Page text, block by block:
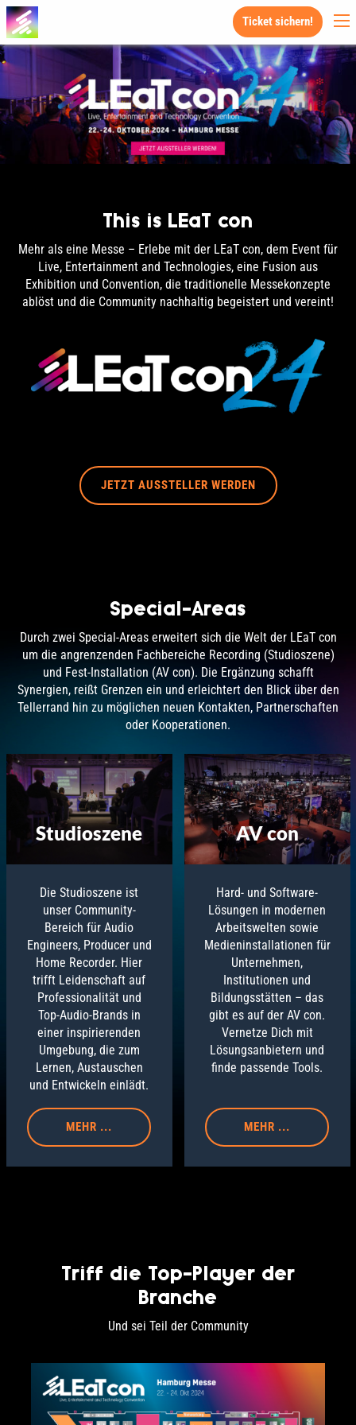
Ticket sichern!
This is LEaT con
Mehr als eine Messe – Erlebe mit der LEaT con, dem Event für
Live, Entertainment and Technologies, eine Fusion aus
Exhibition und Convention, die traditionelle Messekonzepte
ablöst und die Community nachhaltig begeistert und vereint!
JETZT AUSSTELLER WERDEN
Special-Areas
Durch zwei Special-Areas erweitert sich die Welt der LEaT con
um die angrenzenden Fachbereiche Recording (Studioszene)
und Fest-Installation (AV con). Die Ergänzung schafft
Synergien, reißt Grenzen ein und erleichtert den Blick über den
Tellerrand hin zu möglichen neuen Kontakten, Partnerschaften
oder Kooperationen.
Studioszene
Die Studioszene ist
unser Community-
Bereich für Audio
Engineers, Producer und
Home Recorder. Hier
trifft Leidenschaft auf
Professionalität und
Top-Audio-Brands in
einer inspirierenden
Umgebung, die zum
Lernen, Austauschen
und Entwickeln einlädt.
MEHR ...
AV con
Hard- und Software-
Lösungen in modernen
Arbeitswelten sowie
Medieninstallationen für
Unternehmen,
Institutionen und
Bildungsstätten – das
gibt es auf der AV con.
Vernetze Dich mit
Lösungsanbietern und
finde passende Tools.
MEHR ...
Triff die Top-Player der
Branche
Und sei Teil der Community